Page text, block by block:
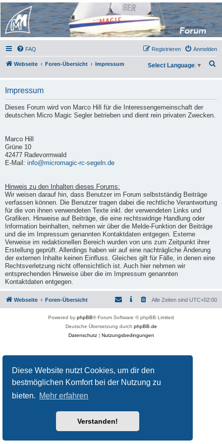
Diese Website nutzt Cookies, um dir den
bestmöglichen Komfort bei der Nutzung zu
bieten. Mehr erfahren
Verstanden!
Micro Magic Forum
Deutschland
FAQ Anmelden
Registrieren
Webseite Foren-Übersicht Impressum
h
Select Language ▼
Impressum
Dieses Forum wird von Marco Hill für die Interessengemeinschaft der
deutschen Micro Magic Segler betrieben und dient rein privaten Zwecken.
Marco Hill
Grüne 10
42477 Radevormwald
E-Mail: info@micromagic-rc-segeln.de
Hinweis zu den Inhalten dieses Forums:
Wir weisen darauf hin, dass Benutzer im Forum selbstständig Beiträge
verfassen können. Die Benutzer tragen dabei die rechtliche Verantwortung
für die von ihnen verwendeten Texte inkl. der verwendeten Links und
Grafiken. Hinweise auf Beiträge, die eine rechtswidrige Handlung oder
Information beinhalten, nehmen wir über die Melde-Funktion der Beiträge
und die im Impressum genannten Kontaktdaten entgegen. Externe
Verweise im redaktionellen Bereich wurden von uns zum Zeitpunkt ihrer
Erstellung geprüft. Allerdings haben wir auf eine nachträgliche Änderung
der externen Inhalte keinen Einfluss. Gleiches gilt für Fälle, in denen eine
Rechtsverletzung nicht offensichtlich ist. Auch hier nehmen wir
entsprechenden Hinweise über die im Impressum genannten
Kontaktdaten entgegen.
Webseite Foren-Übersicht Alle Zeiten sind UTC+02:00
Powered by phpBB® Forum Software © phpBB Limited
Deutsche Übersetzung durch phpBB.de
Datenschutz| Nutzungsbedingungen